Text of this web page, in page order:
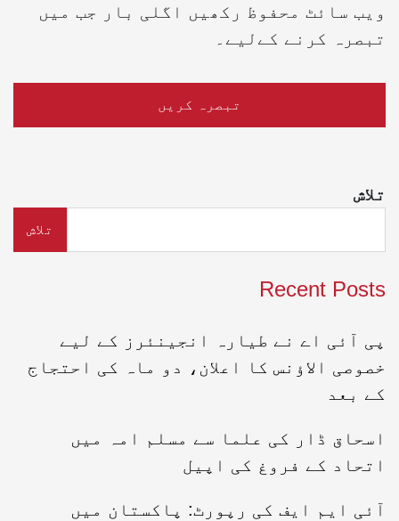
ویب سائٹ محفوظ رکھیں اگلی بار جب میں
تبصرہ کرنے کےلیے۔
تلاش
تلاش
Recent Posts
پی آئی اے نے طیارہ انجینئرز کے لیے
خصوصی الاؤنس کا اعلان، دو ماہ کی احتجاج
کے بعد
اسحاق ڈار کی علما سے مسلم امہ میں
اتحاد کے فروغ کی اپیل
آئی ایم ایف کی رپورٹ: پاکستان میں